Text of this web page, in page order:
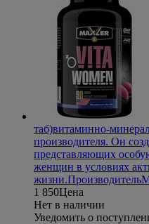
таб)витаминно-
производителя. Он
представляющих
женщин в условиях
жизни.Производитель
1 850Цена
Нет в наличии
Уведомить о